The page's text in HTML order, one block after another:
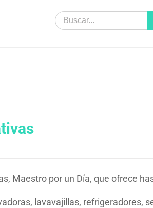
Search
for:
Maestro por un Día, que ofrece
lavavajillas, refrigeradores,